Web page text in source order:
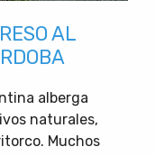
AL
alberga
naturales,
Muchos